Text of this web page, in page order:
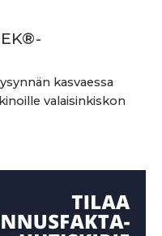
kasvaessa
valaisinkiskon